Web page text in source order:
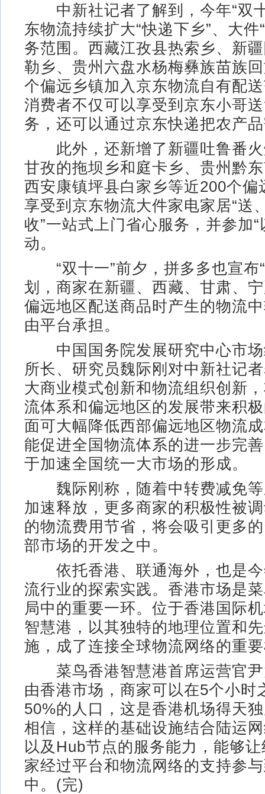
中新社记者了解到，今年“双
东物流持续扩大“快递下乡”、大件
务范围。西藏江孜县热索乡、新
勒乡、贵州六盘水杨梅彝族苗族
个偏远乡镇加入京东物流自有配
消费者不仅可以享受到京东小哥
务，还可以通过京东快递把农产
此外，还新增了新疆吐鲁番火
甘孜的拖坝乡和庭卡乡、贵州黔
西安康镇坪县白家乡等近200个偏
享受到京东物流大件家电家居“送
收”一站式上门省心服务，并参加
动。
“双十一”前夕，拼多多也宣布“
划，商家在新疆、西藏、甘肃、
偏远地区配送商品时产生的物流
由平台承担。
中国国务院发展研究中心市场
所长、研究员魏际刚对中新社记
大商业模式创新和物流组织创新
流体系和偏远地区的发展带来积
面可大幅降低西部偏远地区物流
能促进全国物流体系的进一步完
于加速全国统一大市场的形成。
魏际刚称，随着中转费减免等
加速释放，更多商家的积极性被
的物流费用节省，将会吸引更多
部市场的开发之中。
依托香港、联通海外，也是今
流行业的探索实践。香港市场是
局中的重要一环。位于香港国际
智慧港，以其独特的地理位置和
施，成了连接全球物流网络的重
菜鸟香港智慧港首席运营官尹
由香港市场，商家可以在5个小时
50%的人口，这是香港机场得天
相信，这样的基础设施结合陆运
以及Hub节点的服务能力，能够
家经过平台和物流网络的支持参
中。(完)